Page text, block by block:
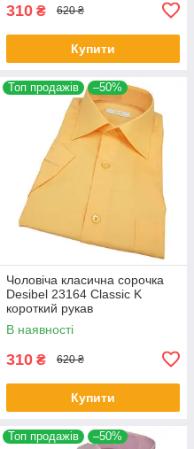
310 ₴ 620 ₴
Купити
Топ продажів –50%
Чоловіча класична сорочка
Desibel 23164 Classic K
короткий рукав
В наявності
310 ₴ 620 ₴
Купити
Топ продажів –50%